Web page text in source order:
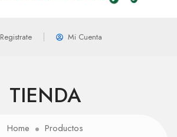
Registrate Mi Cuenta
TIENDA
Home
Productos